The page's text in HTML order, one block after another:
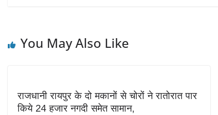
You May Also Like
राजधानी रायपुर के दो मकानों से चोरों ने रातोरात पार
किये 24 हजार नगदी समेत सामान,